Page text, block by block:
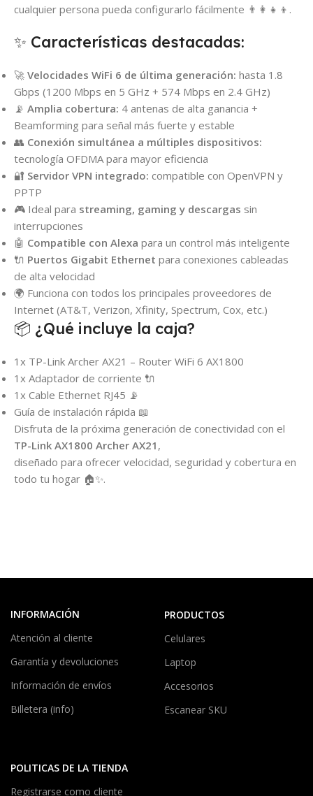
cualquier persona pueda configurarlo fácilmente 👨‍👩‍👧‍👦.
✨ Características destacadas:
🚀 Velocidades WiFi 6 de última generación: hasta 1.8
Gbps (1200 Mbps en 5 GHz + 574 Mbps en 2.4 GHz)
📡 Amplia cobertura: 4 antenas de alta ganancia +
Beamforming para señal más fuerte y estable
👥 Conexión simultánea a múltiples dispositivos:
tecnología OFDMA para mayor eficiencia
🔐 Servidor VPN integrado: compatible con OpenVPN y
PPTP
🎮 Ideal para streaming, gaming y descargas sin
interrupciones
🤖 Compatible con Alexa para un control más inteligente
🔌 Puertos Gigabit Ethernet para conexiones cableadas
de alta velocidad
🌍 Funciona con todos los principales proveedores de
Internet (AT&T, Verizon, Xfinity, Spectrum, Cox, etc.)
📦 ¿Qué incluye la caja?
1x TP-Link Archer AX21 – Router WiFi 6 AX1800
1x Adaptador de corriente 🔌
1x Cable Ethernet RJ45 📡
Guía de instalación rápida 📖
Disfruta de la próxima generación de conectividad con el
TP-Link AX1800 Archer AX21 ,
diseñado para ofrecer velocidad, seguridad y cobertura en
todo tu hogar 🏠✨.
INFORMACIÓN
Atención al cliente
Garantía y devoluciones
Información de envíos
Billetera (info)
PRODUCTOS
Celulares
Laptop
Accesorios
Escanear SKU
POLITICAS DE LA TIENDA
Registrarse como cliente